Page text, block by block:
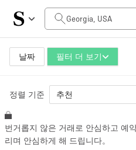
날짜 필터 더 보기
일일 비용
$0
공간 크기
100 sq ft
~ 13 명
정렬 기준 추천
번거롭지 않은 거래로 안심하고 예
리며 안심하게 해 드립니다。